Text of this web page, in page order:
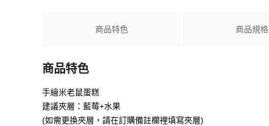
商品特色 商品規格
商品特色
手繪米老鼠蛋糕
建議夾層：藍莓+水果
(如需更換夾層，請在訂購備註欄裡填寫夾層)